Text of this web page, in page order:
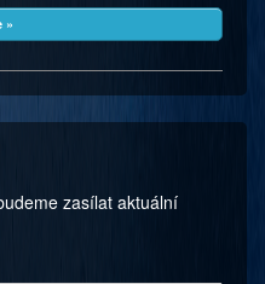
»
zasílat aktuální